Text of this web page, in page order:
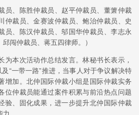
员、陈胜仲裁员、赵平仲裁员、董箫仲裁
仲裁员、金赛波仲裁员、鲍治仲裁员、史
员、陈汉仲裁员、邬国华仲裁员、李志永
闯仲裁员、蒋五四律师。）
为本次活动作总结发言。林秘书长表示，
及“一带一路”推进，当事人对于争议解决特
增加。北仲国际仲裁小组是国际仲裁实务
位仲裁员能通过案件积累与前沿热点问题
验、固化成果，进一步提升北仲国际仲裁